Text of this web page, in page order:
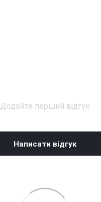
Додайте перший відгук
Написати відгук